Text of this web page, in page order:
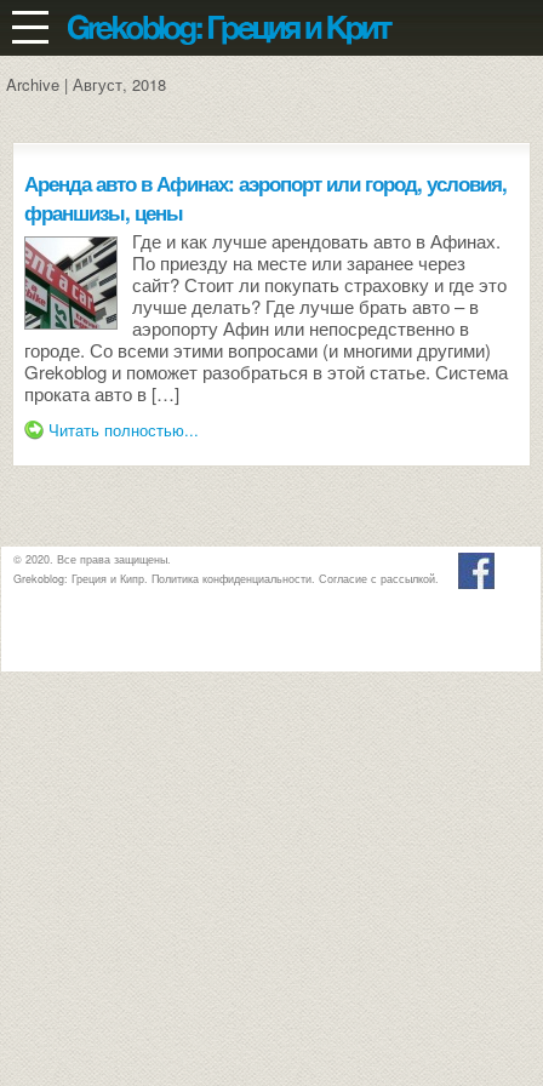
Archive | Август, 2018
Аренда авто в Афинах: аэропорт или город, условия,
франшизы, цены
Где и как лучше арендовать авто в Афинах.
По приезду на месте или заранее через
сайт? Стоит ли покупать страховку и где это
лучше делать? Где лучше брать авто – в
аэропорту Афин или непосредственно в
городе. Со всеми этими вопросами (и многими другими)
Grekoblog и поможет разобраться в этой статье. Система
проката авто в […]
Читать полностью...
© 2020. Все права защищены.
Grekoblog: Греция и Кипр. Политика конфиденциальности. Согласие с рассылкой.